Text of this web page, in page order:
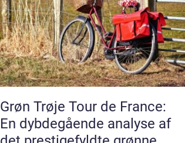
Grøn Trøje Tour de France:
En dybdegående analyse af